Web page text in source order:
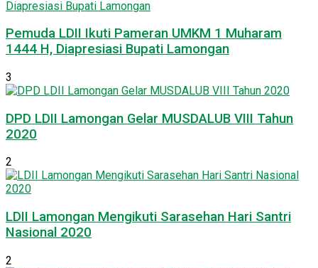
Pemuda LDII Ikuti Pameran UMKM 1 Muharam
1444 H, Diapresiasi Bupati Lamongan
3
DPD LDII Lamongan Gelar MUSDALUB VIII Tahun
2020
2
LDII Lamongan Mengikuti Sarasehan Hari Santri
Nasional 2020
2